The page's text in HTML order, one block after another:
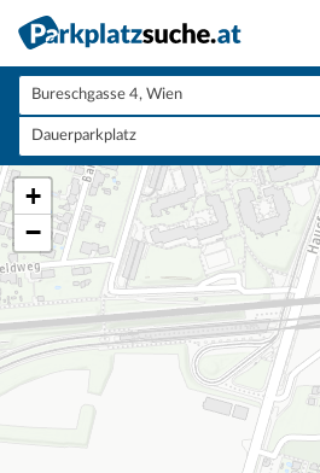
Suchen
Vermieten
Anmelden
+
−